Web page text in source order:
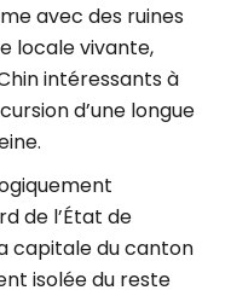
avec des ruines
locale vivante,
intéressants à
d’une longue
de l’État de
capitale du canton
isolée du reste